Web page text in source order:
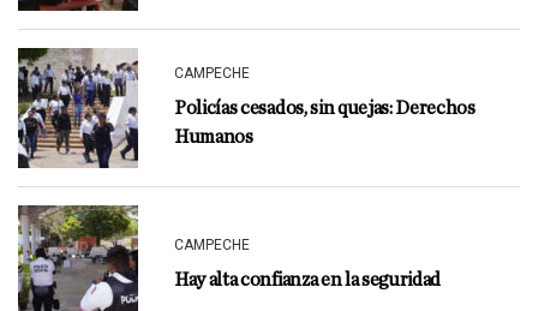
CAMPECHE
Policías cesados, sin quejas: Derechos
Humanos
CAMPECHE
Hay alta confianza en la seguridad